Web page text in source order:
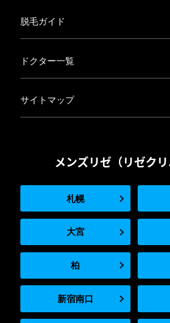
脱毛ガイド
ドクター一覧
サイトマップ
メンズリゼ（リゼクリ
札幌
大宮
柏
新宿南口